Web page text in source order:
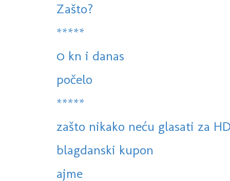
Zašto?
*****
0 kn i danas
počelo
*****
zašto nikako neću glasati za
blagdanski kupon
ajme